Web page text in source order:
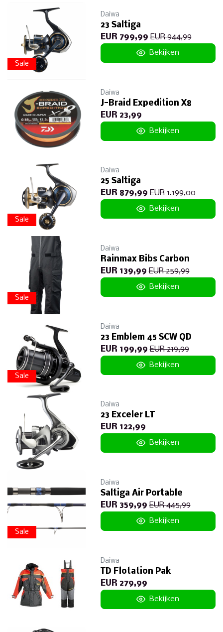
Sale
Daiwa
23 Saltiga
EUR 799,99 EUR 944,99
Bekijken
Daiwa
J-Braid Expedition X8
EUR 23,99
Bekijken
Sale
Daiwa
25 Saltiga
EUR 879,99 EUR 1.199,00
Bekijken
Sale
Daiwa
Rainmax Bibs Carbon
EUR 139,99 EUR 259,99
Bekijken
Sale
Daiwa
23 Emblem 45 SCW QD
EUR 199,99 EUR 219,99
Bekijken
Daiwa
23 Exceler LT
EUR 122,99
Bekijken
Sale
Daiwa
Saltiga Air Portable
EUR 359,99 EUR 445,99
Bekijken
Daiwa
TD Flotation Pak
EUR 279,99
Bekijken